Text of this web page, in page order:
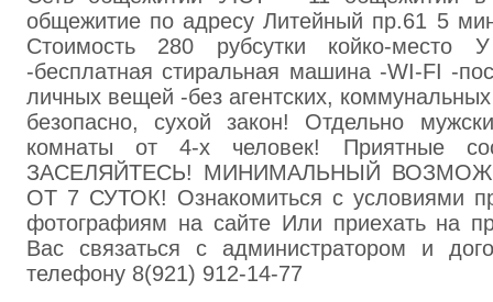
общежитие по адресу Литейный пр.61 5
Стоимость 280 рубсутки койко-
-бесплатная стиральная машина -WI-FI -
личных вещей -без агентских,
безопасно, сухой закон! Отдельно
комнаты от 4-х человек! Приятные
ЗАСЕЛЯЙТЕСЬ! МИНИМАЛЬНЫЙ
ОТ 7 СУТОК! Ознакомиться с условиями
фотографиям на сайте Или приехать на
Вас связаться с администратором и
телефону 8(921) 912-14-77